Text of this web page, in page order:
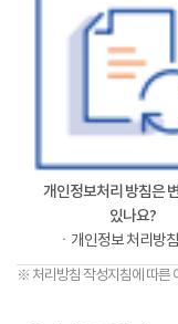
개인정보처리 방침은
있나요?
ㆍ개인정보 처리방
※ 처리방침 작성지침에 따른